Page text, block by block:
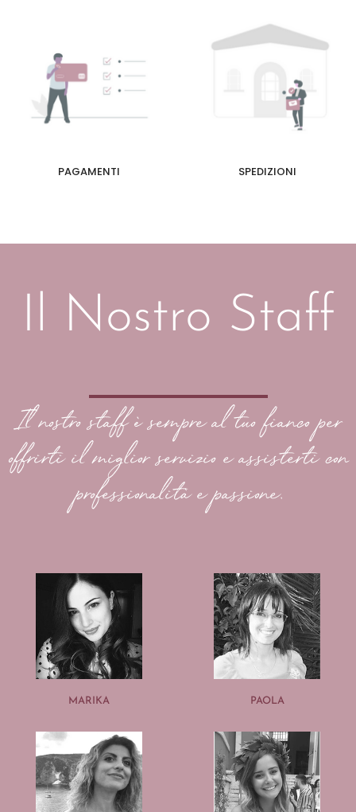
PAGAMENTI SPEDIZIONI
Il Nostro Staff
Il nostro staff è sempre al tuo fianco per
offrirti il miglior servizio e assisterti con
professionalità e passione.
MARIKA PAOLA